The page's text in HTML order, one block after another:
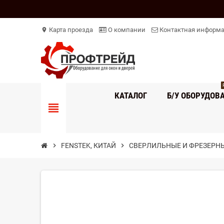
location_on Карта проезда О компании Контактная
view_headline
КАТАЛОГ Б/У
chevron_right FENSTEK, КИТАЙ chevron_right СВЕРЛИЛЬНЫЕ И